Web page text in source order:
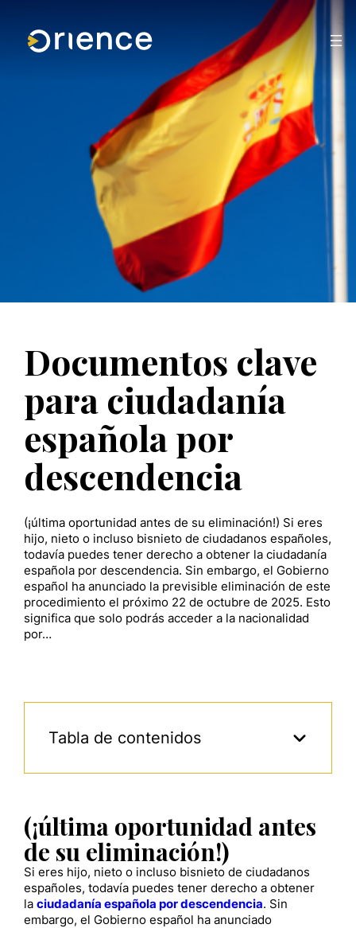
Documentos clave
para ciudadanía
española por
descendencia
(¡última oportunidad antes de su eliminación!) Si eres
hijo, nieto o incluso bisnieto de ciudadanos españoles,
todavía puedes tener derecho a obtener la ciudadanía
española por descendencia. Sin embargo, el Gobierno
español ha anunciado la previsible eliminación de este
procedimiento el próximo 22 de octubre de 2025. Esto
significa que solo podrás acceder a la nacionalidad
por…
Tabla de contenidos
(¡última oportunidad antes
de su eliminación!)
Si eres hijo, nieto o incluso bisnieto de ciudadanos
españoles, todavía puedes tener derecho a obtener
la ciudadanía española por descendencia. Sin
embargo, el Gobierno español ha anunciado